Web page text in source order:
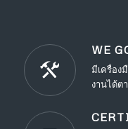
WE
มีเครื่อง
งานได้ต